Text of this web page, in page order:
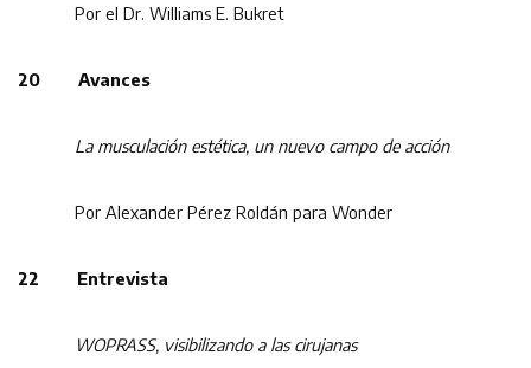
Por el Dr. Williams E. Bukret
20 Avances
La musculación estética, un nuevo campo de acción
Por Alexander Pérez Roldán para Wonder
22 Entrevista
WOPRASS, visibilizando a las cirujanas